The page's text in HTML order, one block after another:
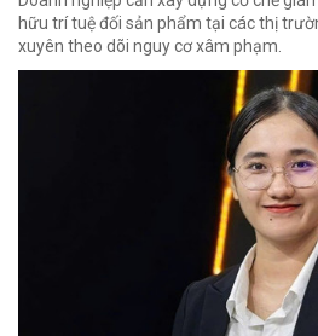
hữu trí tuệ đối sản phẩm tại các thị
xuyên theo dõi nguy cơ xâm phạm.